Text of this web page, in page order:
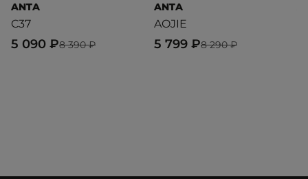
ANTA
C37
8 390 ₽
5 090 ₽
ANTA
AOJIE
8 290 ₽
5 799 ₽